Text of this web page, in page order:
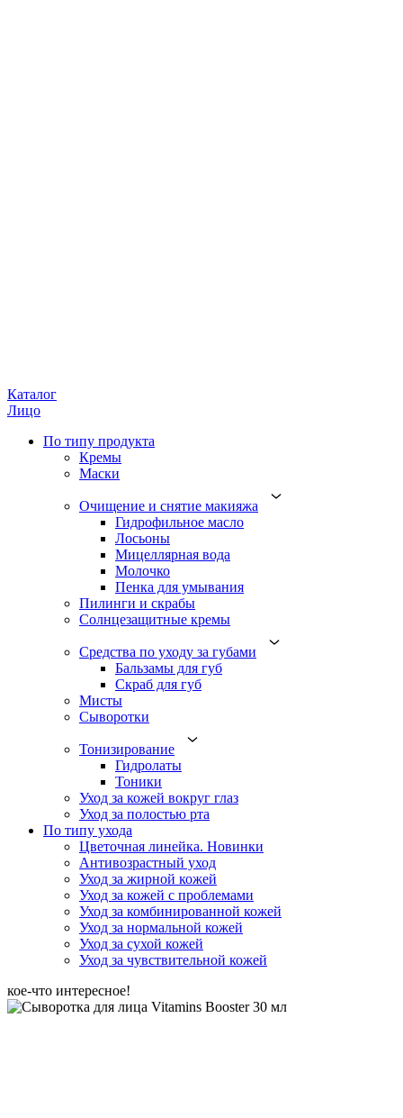
Каталог
Лицо
По типу продукта
Кремы
Маски
Очищение и снятие макияжа
Гидрофильное масло
Лосьоны
Мицеллярная вода
Молочко
Пенка для умывания
Пилинги и скрабы
Солнцезащитные кремы
Средства по уходу за губами
Бальзамы для губ
Скраб для губ
Мисты
Сыворотки
Тонизирование
Гидролаты
Тоники
Уход за кожей вокруг глаз
Уход за полостью рта
По типу ухода
Цветочная линейка. Новинки
Антивозрастный уход
Уход за жирной кожей
Уход за кожей с проблемами
Уход за комбинированной кожей
Уход за нормальной кожей
Уход за сухой кожей
Уход за чувствительной кожей
кое-что интересное!